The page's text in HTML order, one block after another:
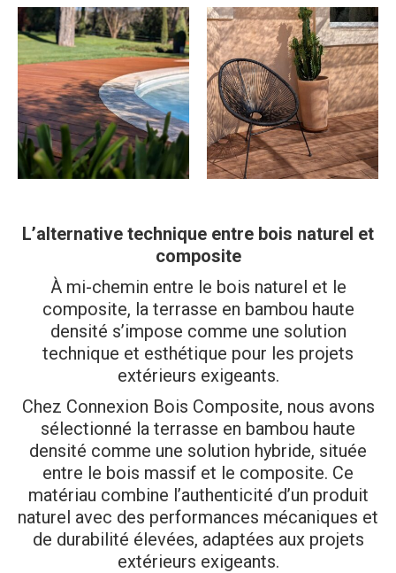
L’alternative technique entre bois naturel et
composite
À mi-chemin entre le bois naturel et le
composite, la terrasse en bambou haute
densité s’impose comme une solution
technique et esthétique pour les projets
extérieurs exigeants.
Chez Connexion Bois Composite, nous avons
sélectionné la terrasse en bambou haute
densité comme une solution hybride, située
entre le bois massif et le composite. Ce
matériau combine l’authenticité d’un produit
naturel avec des performances mécaniques et
de durabilité élevées, adaptées aux projets
extérieurs exigeants.